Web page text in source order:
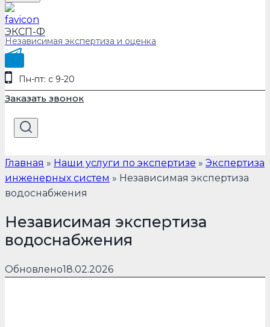
ЭКСП-Ф
Независимая экспертиза и оценка
Пн-пт: с 9-20
Заказать звонок
Главная » Наши услуги по экспертизе » Экспертиза
инженерных систем » Независимая экспертиза
водоснабжения
Независимая экспертиза
водоснабжения
Обновлено18.02.2026